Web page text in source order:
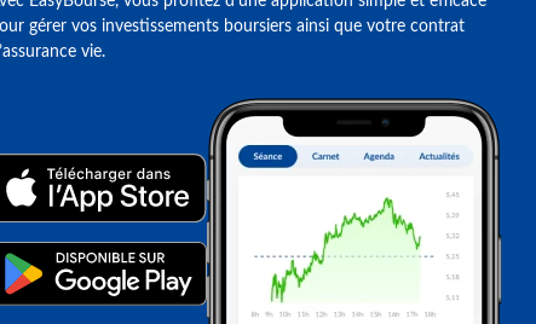
gérer vos investissements boursiers ainsi que votre contrat
vie.
Personnalisez vos préférences pour contrôler la manière dont